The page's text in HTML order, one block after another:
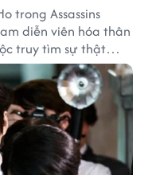
trong Assassins
diễn viên hóa thân
truy tìm sự thật
động Hàn Quốc.